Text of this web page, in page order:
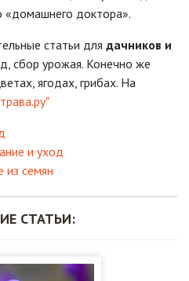
«домашнего доктора».
статьи для дачников и
сбор урожая. Конечно же
ягодах, грибах. На
и уход
из семян
СТАТЬИ: